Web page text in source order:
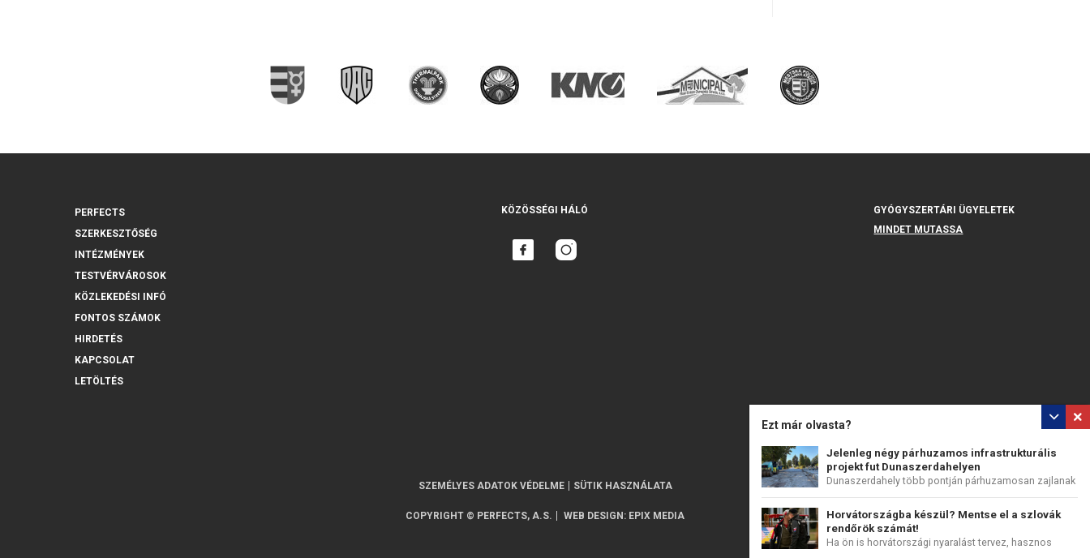
Ezt már olvasta?
Jelenleg négy párhuzamos infrastrukturális
projekt fut Dunaszerdahelyen
Dunaszerdahely több pontján párhuzamosan zajlanak
a...
Horvátországba készül? Mentse el a szlovák
rendőrök számát!
Ha ön is horvátországi nyaralást tervez, hasznos
PERFECTS
SZERKESZTŐSÉG
INTÉZMÉNYEK
TESTVÉRVÁROSOK
KÖZLEKEDÉSI INFÓ
FONTOS SZÁMOK
HIRDETÉS
KAPCSOLAT
LETÖLTÉS
KÖZÖSSÉGI HÁLÓ
GYÓGYSZERTÁRI ÜGYELETEK
MINDET MUTASSA
SZEMÉLYES ADATOK VÉDELME SÜTIK HASZNÁLATA
COPYRIGHT © PERFECTS, A.S. WEB DESIGN : EPIX MEDIA